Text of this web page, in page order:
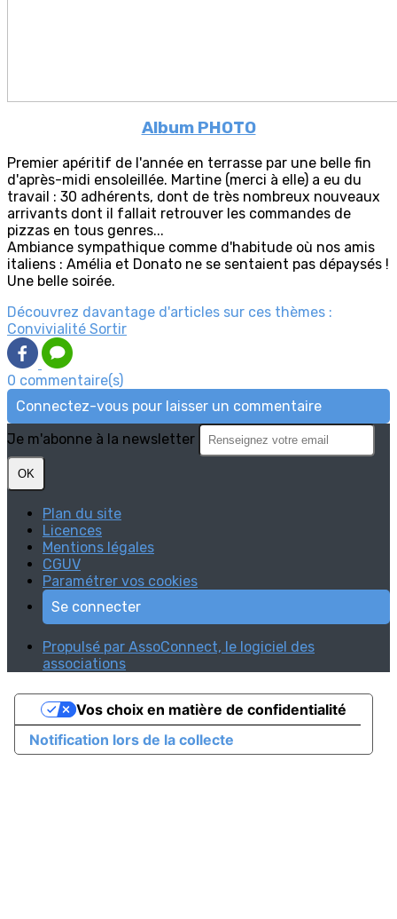
Album PHOTO
Premier apéritif de l'année en terrasse par une belle fin
d'après-midi ensoleillée. Martine (merci à elle) a eu du
travail : 30 adhérents, dont de très nombreux nouveaux
arrivants dont il fallait retrouver les commandes de
pizzas en tous genres...
Ambiance sympathique comme d'habitude où nos amis
italiens : Amélia et Donato ne se sentaient pas dépaysés !
Une belle soirée.
Découvrez davantage d'articles sur ces thèmes :
Convivialité Sortir
0 commentaire(s)
Connectez-vous pour laisser un commentaire
Je m'abonne à la newsletter
OK
Plan du site
Licences
Mentions légales
CGUV
Paramétrer vos cookies
Se connecter
Propulsé par AssoConnect, le logiciel des
associations
Notification lors de la collecte
Vos choix en matière de confidentialité